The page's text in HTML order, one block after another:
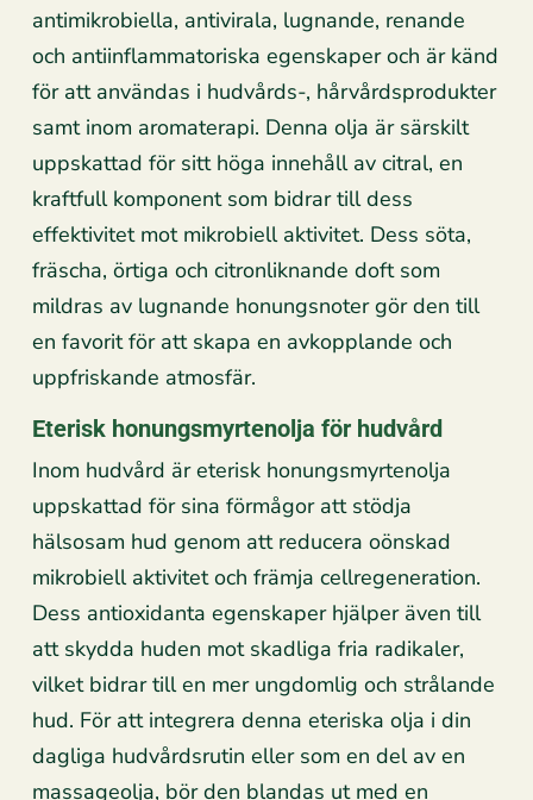
antimikrobiella, antivirala, lugnande, renande
och antiinflammatoriska egenskaper och är känd
för att användas i hudvårds-, hårvårdsprodukter
samt inom aromaterapi. Denna olja är särskilt
uppskattad för sitt höga innehåll av citral, en
kraftfull komponent som bidrar till dess
effektivitet mot mikrobiell aktivitet. Dess söta,
fräscha, örtiga och citronliknande doft som
mildras av lugnande honungsnoter gör den till
en favorit för att skapa en avkopplande och
uppfriskande atmosfär.
Eterisk honungsmyrtenolja för hudvård
Inom hudvård är eterisk honungsmyrtenolja
uppskattad för sina förmågor att stödja
hälsosam hud genom att reducera oönskad
mikrobiell aktivitet och främja cellregeneration.
Dess antioxidanta egenskaper hjälper även till
att skydda huden mot skadliga fria radikaler,
vilket bidrar till en mer ungdomlig och strålande
hud. För att integrera denna eteriska olja i din
dagliga hudvårdsrutin eller som en del av en
massageolja, bör den blandas ut med en